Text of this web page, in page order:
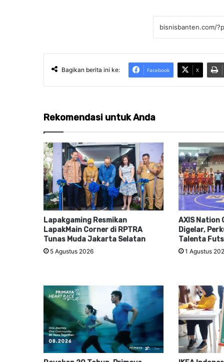
Bagikan berita ini ke: Facebook X
Rekomendasi untuk Anda
Lapakgaming Resmikan
LapakMain Corner di RPTRA
Tunas Muda Jakarta Selatan
5 Agustus 2026
AXIS Nation
Digelar,
Talenta
1 Agustus